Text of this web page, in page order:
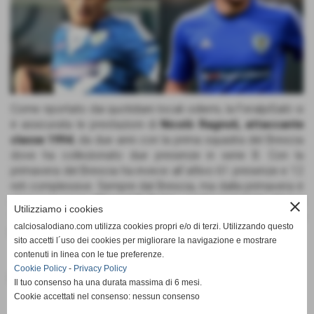
Come riportato dai quotidiani locali odierni, la FeralpiSalò si
è assicurata le prestazioni di Nicolò Ragnoli, attaccante
classe 1994 , da due anni con la prima squadra del Brescia
dove ha collezionato due presenze in serie B. Con la
primavera del Brescia ha invece all´attivo 61 presenze e 12
reti complessive. Sempre dal Brescia, ma dalla primavera è
Manuel Gullotta, centrocampista classe
1995, 36 presenze e 4 reti, appunto, nella primavera del
Brescia dove ha militato nelle ultime tre stagioni.
Fonte:Calcio Salodiano
close
Utilizziamo i cookies
calciosalodiano.com utilizza cookies propri e/o di terzi. Utilizzando questo
sito accetti l´uso dei cookies per migliorare la navigazione e mostrare
contenuti in linea con le tue preferenze.
Cookie Policy - Privacy Policy
Il tuo consenso ha una durata massima di 6 mesi.
Cookie accettati nel consenso: nessun consenso